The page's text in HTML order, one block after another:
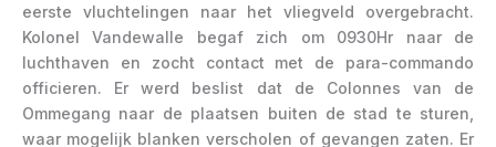
eerste vluchtelingen naar het vliegveld overgebracht.
Kolonel Vandewalle begaf zich om 0930Hr naar de
luchthaven en zocht contact met de para-commando
officieren. Er werd beslist dat de Colonnes van de
Ommegang naar de plaatsen buiten de stad te sturen,
waar mogelijk blanken verscholen of gevangen zaten. Er